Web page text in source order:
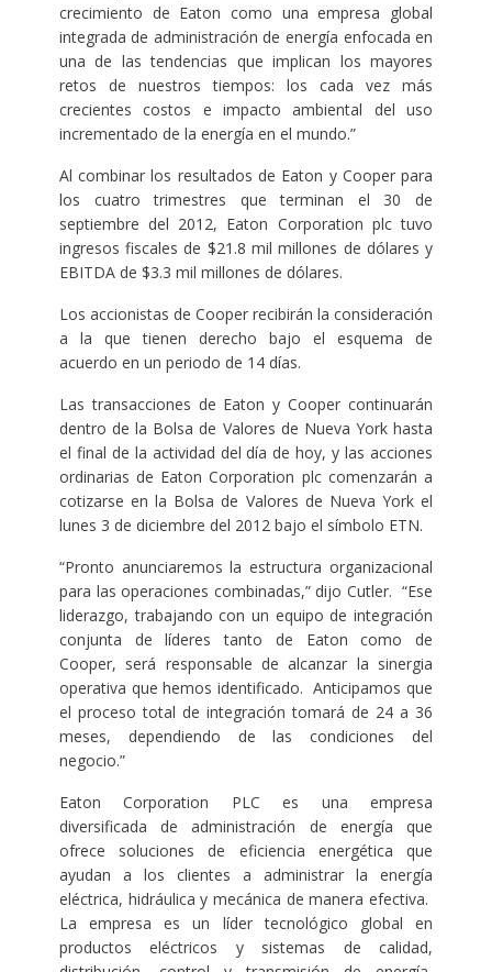
crecimiento de Eaton como una empresa global
integrada de administración de energía enfocada en
una de las tendencias que implican los mayores
retos de nuestros tiempos: los cada vez más
crecientes costos e impacto ambiental del uso
incrementado de la energía en el mundo.”
Al combinar los resultados de Eaton y Cooper para
los cuatro trimestres que terminan el 30 de
septiembre del 2012, Eaton Corporation plc tuvo
ingresos fiscales de $21.8 mil millones de dólares y
EBITDA de $3.3 mil millones de dólares.
Los accionistas de Cooper recibirán la consideración
a la que tienen derecho bajo el esquema de
acuerdo en un periodo de 14 días.
Las transacciones de Eaton y Cooper continuarán
dentro de la Bolsa de Valores de Nueva York hasta
el final de la actividad del día de hoy, y las acciones
ordinarias de Eaton Corporation plc comenzarán a
cotizarse en la Bolsa de Valores de Nueva York el
lunes 3 de diciembre del 2012 bajo el símbolo ETN.
“Pronto anunciaremos la estructura organizacional
para las operaciones combinadas,” dijo Cutler. “Ese
liderazgo, trabajando con un equipo de integración
conjunta de líderes tanto de Eaton como de
Cooper, será responsable de alcanzar la sinergia
operativa que hemos identificado. Anticipamos que
el proceso total de integración tomará de 24 a 36
meses, dependiendo de las condiciones del
negocio.”
Eaton Corporation PLC es una empresa
diversificada de administración de energía que
ofrece soluciones de eficiencia energética que
ayudan a los clientes a administrar la energía
eléctrica, hidráulica y mecánica de manera efectiva.
La empresa es un líder tecnológico global en
productos eléctricos y sistemas de calidad,